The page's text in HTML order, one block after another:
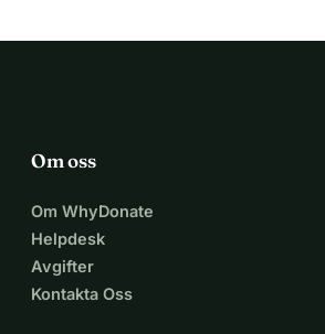
Om oss
Om WhyDonate
Helpdesk
Avgifter
Kontakta Oss